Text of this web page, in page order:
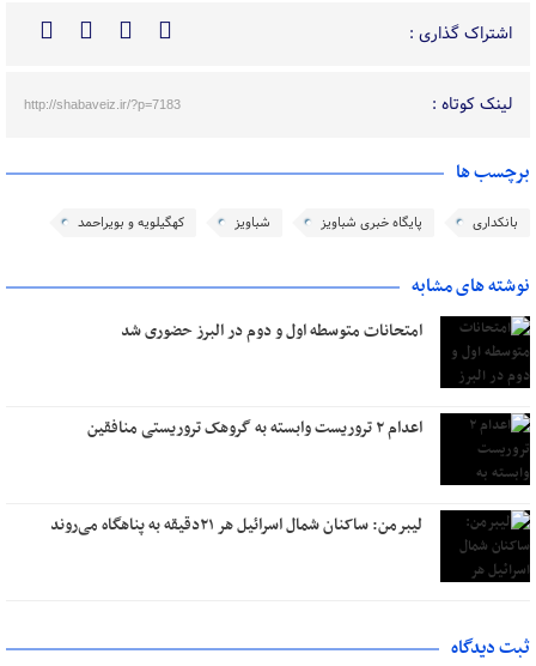
اشتراک گذاری :
لینک کوتاه : http://shabaveiz.ir/?p=7183
برچسب ها
بانکداری پایگاه خبری شباویز شباویز کهگیلویه و بویراحمد
نوشته های مشابه
امتحانات متوسطه اول و دوم در البرز حضوری شد
اعدام ۲ تروریست وابسته به گروهک تروریستی منافقین
لیبرمن: ساکنان شمال اسرائیل هر ۲۱دقیقه به پناهگاه می‌روند
ثبت دیدگاه